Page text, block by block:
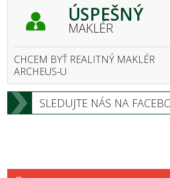
ÚSPEŠNÝ
MAKLÉR
CHCEM BYŤ REALITNÝ MAKLÉR
ARCHEUS-U
SLEDUJTE NÁS NA